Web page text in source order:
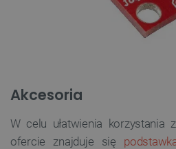
Akcesoria
W celu ułatwienia korzystania
ofercie znajduje się